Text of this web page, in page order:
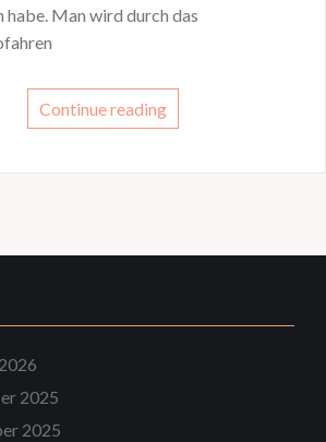
habe. Man wird durch das
Continue reading
2025
2025